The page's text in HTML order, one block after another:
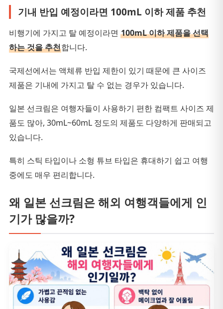
기내 반입 예정이라면 100mL 이하 제품 추천
비행기에 가지고 탈 예정이라면 100mL 이하 제품을 선택
하는 것을 추천합니다.
국제선에서는 액체류 반입 제한이 있기 때문에 큰 사이즈
제품은 기내에 가지고 탈 수 없는 경우가 있습니다.
일본 선크림은 여행자들이 사용하기 편한 컴팩트 사이즈 제
품도 많아, 30mL~60mL 정도의 제품도 다양하게 판매되고
있습니다.
특히 스틱 타입이나 소형 튜브 타입은 휴대하기 쉽고 여행
중에도 매우 편리합니다.
왜 일본 선크림은 해외 여행객들에게 인
기가 많을까?